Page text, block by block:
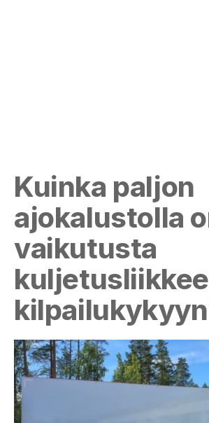
Kuinka paljon
ajokalustolla
vaikutusta